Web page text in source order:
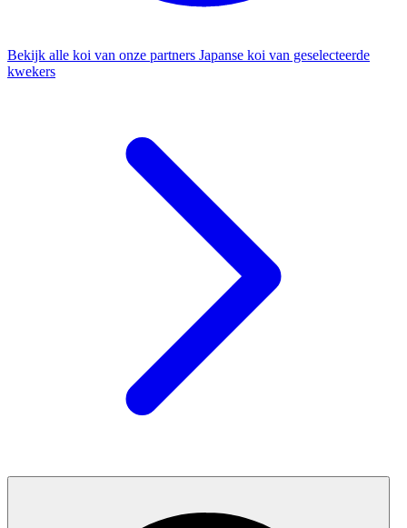
Bekijk alle koi van onze partners Japanse koi van geselecteerde
kwekers